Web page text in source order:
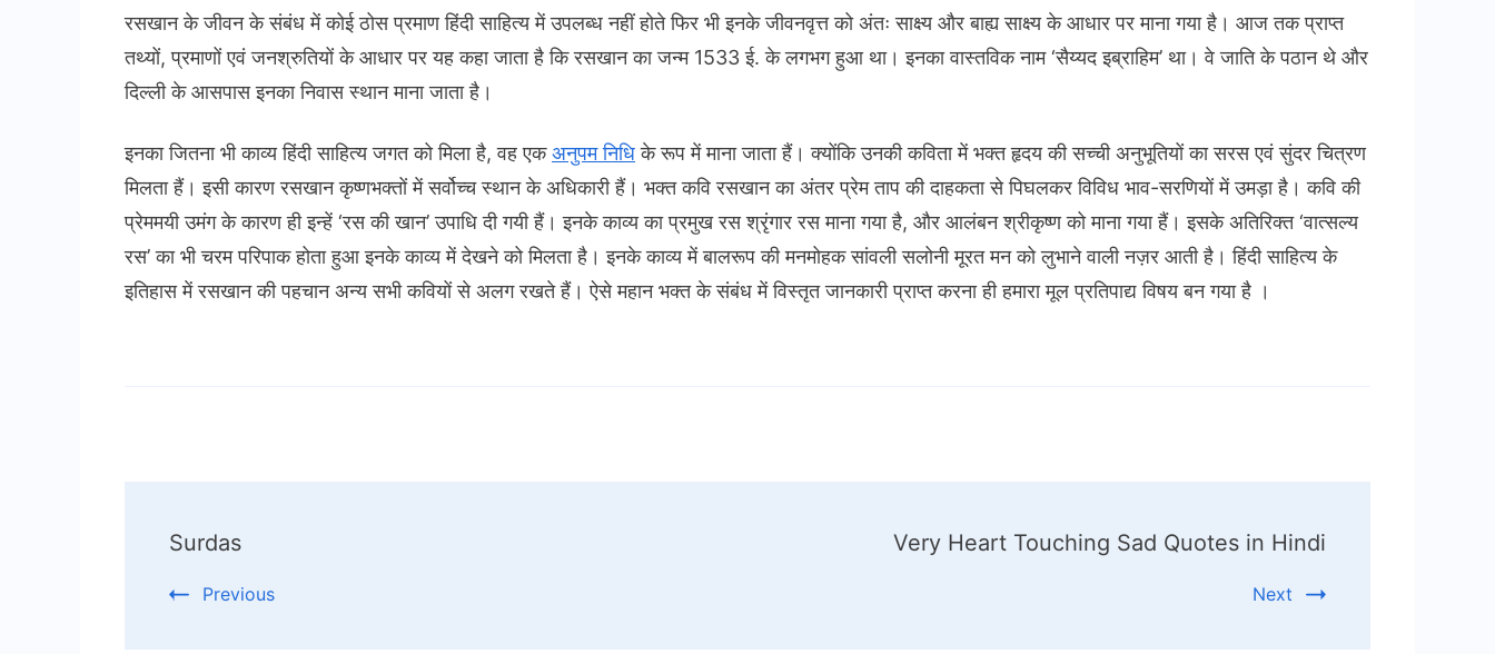
रसखान के जीवन के संबंध में कोई ठोस प्रमाण हिंदी साहित्य में उपलब्ध नहीं होते फिर भी इनके जीवनवृत्त को अंतः साक्ष्य और बाह्य साक्ष्य के आधार पर माना गया है। आज तक प्राप्त
तथ्यों, प्रमाणों एवं जनश्रुतियों के आधार पर यह कहा जाता है कि रसखान का जन्म 1533 ई. के लगभग हुआ था। इनका वास्तविक नाम ‘सैय्यद इब्राहिम’ था। वे जाति के पठान थे और
दिल्ली के आसपास इनका निवास स्थान माना जाता है।
इनका जितना भी काव्य हिंदी साहित्य जगत को मिला है, वह एकअनुपम निधिके रूप में माना जाता हैं। क्योंकि उनकी कविता में भक्त हृदय की सच्ची अनुभूतियों का सरस एवं सुंदर चित्रण
मिलता हैं। इसी कारण रसखान कृष्णभक्तों में सर्वोच्च स्थान के अधिकारी हैं। भक्त कवि रसखान का अंतर प्रेम ताप की दाहकता से पिघलकर विविध भाव-सरणियों में उमड़ा है। कवि की
प्रेममयी उमंग के कारण ही इन्हें ‘रस की खान’ उपाधि दी गयी हैं। इनके काव्य का प्रमुख रस श्रृंगार रस माना गया है, और आलंबन श्रीकृष्ण को माना गया हैं। इसके अतिरिक्त ‘वात्सल्य
रस’ का भी चरम परिपाक होता हुआ इनके काव्य में देखने को मिलता है। इनके काव्य में बालरूप की मनमोहक सांवली सलोनी मूरत मन को लुभाने वाली नज़र आती है। हिंदी साहित्य के
इतिहास में रसखान की पहचान अन्य सभी कवियों से अलग रखते हैं। ऐसे महान भक्त के संबंध में विस्तृत जानकारी प्राप्त करना ही हमारा मूल प्रतिपाद्य विषय बन गया है ।
Surdas
Previous
Very Heart Touching Sad Quotes in Hindi
Next